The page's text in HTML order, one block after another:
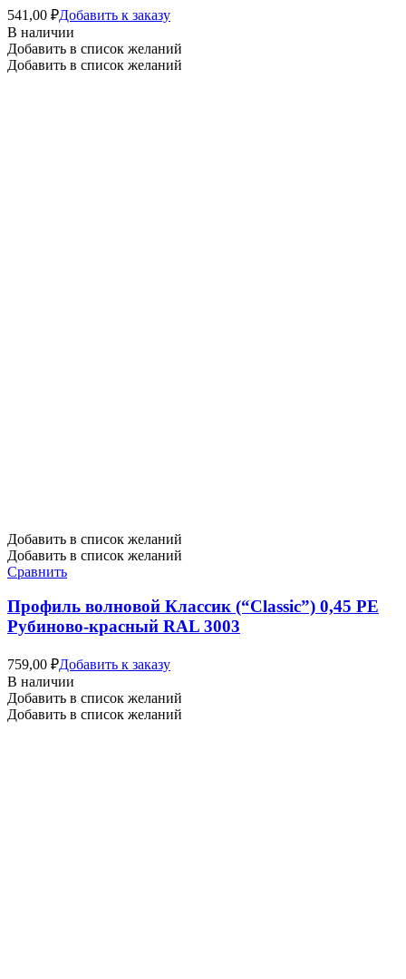
541,00 ₽Добавить к заказу
В наличии
Добавить в список желаний
Добавить в список желаний
Добавить в список желаний
Добавить в список желаний
Сравнить
Профиль волновой Классик (“Classic”) 0,45 PE
Рубиново-красный RAL 3003
759,00 ₽Добавить к заказу
В наличии
Добавить в список желаний
Добавить в список желаний